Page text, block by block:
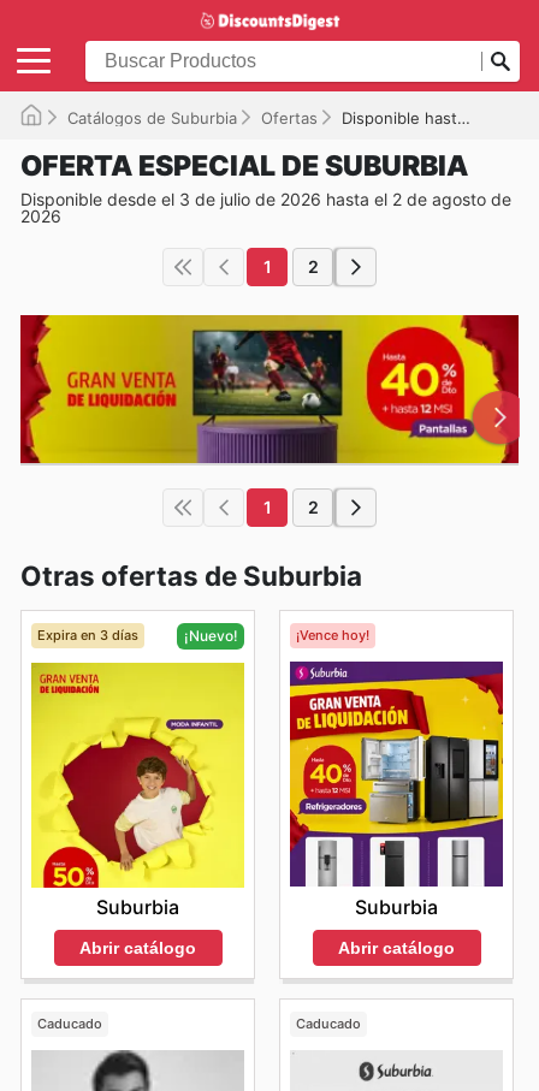
Catálogos de Suburbia Ofertas Disponible hasta el 02/08/2026
OFERTA ESPECIAL DE SUBURBIA
Disponible desde el 3 de julio de 2026 hasta el 2 de agosto de
2026
1 2
1 2
Otras ofertas de Suburbia
Expira en 3 días ¡Nuevo!
Suburbia
Abrir catálogo
¡Vence hoy!
Suburbia
Abrir catálogo
Caducado Caducado